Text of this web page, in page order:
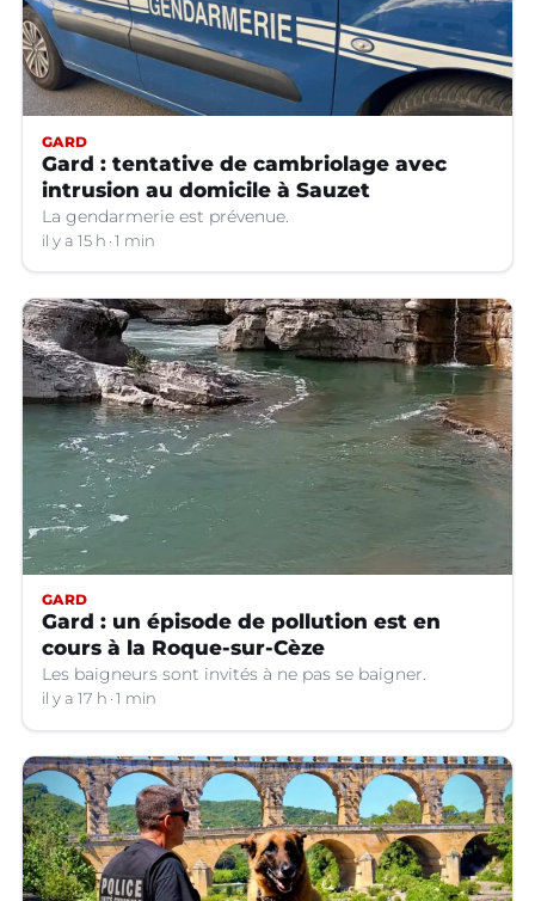
GARD
Gard : tentative de cambriolage avec
intrusion au domicile à Sauzet
La gendarmerie est prévenue.
il y a 15 h 1 min
GARD
Gard : un épisode de pollution est en
cours à la Roque-sur-Cèze
Les baigneurs sont invités à ne pas se baigner.
il y a 17 h 1 min